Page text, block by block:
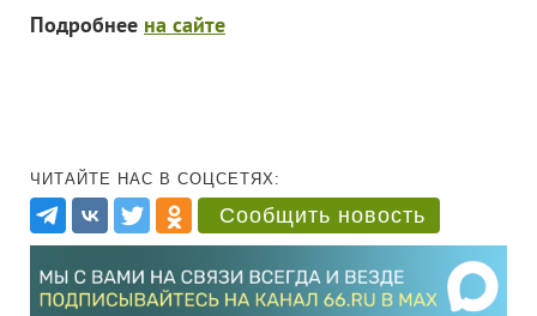
Подробнее на сайте
ЧИТАЙТЕ НАС В СОЦСЕТЯХ:
Сообщить новость